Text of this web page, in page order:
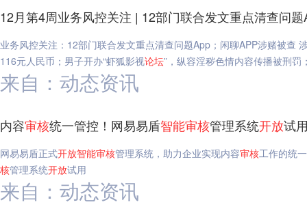
12月第4周业务风控关注 | 12部门联合发文重点清查问
业务风控关注：12部门联合发文重点清查问题App；闲聊APP涉赌被查
116元人民币；男子开办“虾狐影视论坛”，纵容淫秽色情内容传播被刑
来自：动态资讯
内容审核统一管控！网易易盾智能审核管理系统开放试
网易易盾正式开放智能审核管理系统，助力企业实现内容审核工作的统
核管理系统开放试用
来自：动态资讯